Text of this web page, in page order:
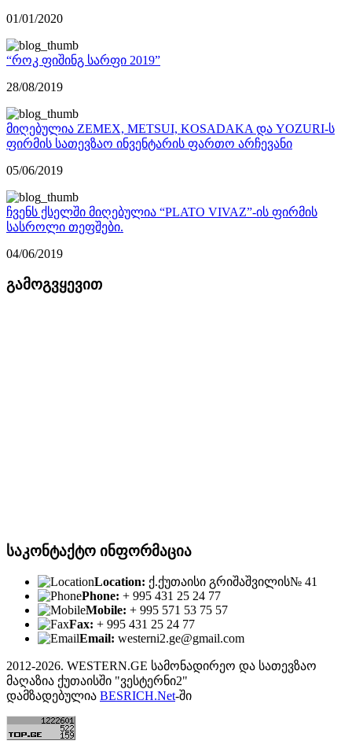
01/01/2020
“როკ ფიშინგ სარფი 2019”
28/08/2019
მიღებულია ZEMEX, METSUI, KOSADAKA და YOZURI-ს
ფირმის სათევზაო ინვენტარის ფართო არჩევანი
05/06/2019
ჩვენს ქსელში მიღებულია “PLATO VIVAZ”-ის ფირმის
სასროლი თეფშები.
04/06/2019
გამოგვყევით
საკონტაქტო ინფორმაცია
Location: ქ.ქუთაისი გრიშაშვილის№ 41
Phone: + 995 431 25 24 77
Mobile: + 995 571 53 75 57
Fax: + 995 431 25 24 77
Email: westerni2.ge@gmail.com
2012-2026. WESTERN.GE სამონადირეო და სათევზაო
მაღაზია ქუთაისში "ვესტერნი2"
დამზადებულია BESRICH.Net-ში